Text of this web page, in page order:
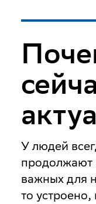
У людей
продолжают
важных для
то устроено,